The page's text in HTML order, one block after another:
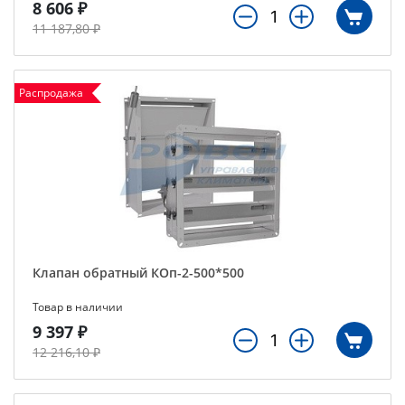
8 606 ₽
11 187,80 ₽
Распродажа
Клапан обратный КОп-2-500*500
Товар в наличии
9 397 ₽
12 216,10 ₽